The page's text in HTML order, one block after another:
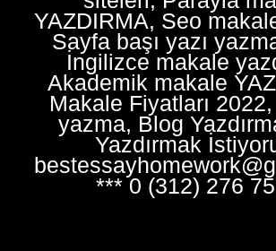
YAZDIRMA, Seo
Sayfa başı yazı
İngilizce makale
Akademik makale
Makale Fiyatları
yazma, Blog
Yazdırmak
*** 0 (312) 276